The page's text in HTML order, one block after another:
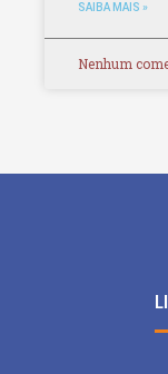
SAIBA MAIS »
Nenhum